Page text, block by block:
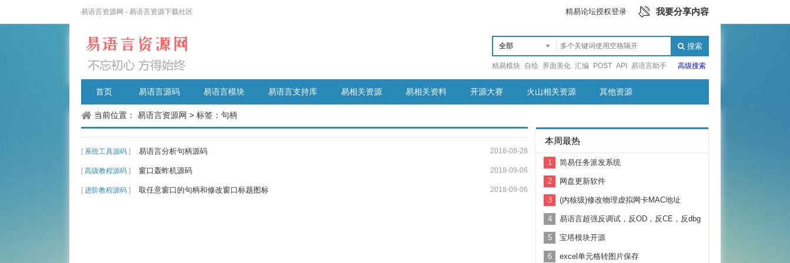
易语言资源网 - 易语言资源下载社区 精易论坛授权登录 我要分享内容
搜索
精易模块 自绘 界面美化 汇编 POST API 易语言助手 高级搜索
首页 易语言源码 易语言模块 易语言支持库 易相关资源 易相关资料 开源大赛 火山相关资源 其他资源
当前位置： 易语言资源网 > 标签：句柄
[ 系统工具源码 ] 易语言分析句柄源码 2018-08-28
[ 高级教程源码 ] 窗口轰蚱机源码 2018-09-06
[ 进阶教程源码 ] 取任意窗口的句柄和修改窗口标题图标 2018-09-06
本周最热
1 简易任务派发系统
2 网盘更新软件
3 (内核级)修改物理虚拟网卡MAC地址
4 易语言超强反调试，反OD，反CE，反dbg
5 宝塔模块开源
6 excel单元格转图片保存